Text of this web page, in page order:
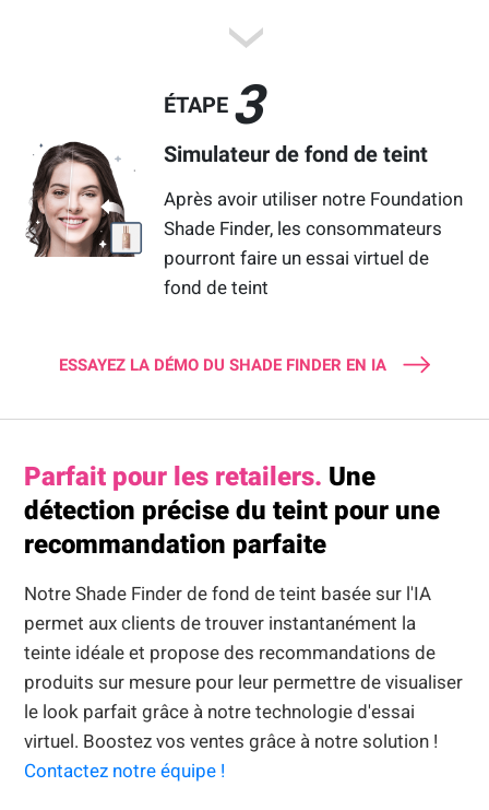
ÉTAPE 3
Simulateur de fond de teint
Après avoir utiliser notre Foundation
Shade Finder, les consommateurs
pourront faire un essai virtuel de
fond de teint
ESSAYEZ LA DÉMO DU SHADE FINDER EN IA
Parfait pour les retailers. Une
détection précise du teint pour une
recommandation parfaite
Notre Shade Finder de fond de teint basée sur l'IA
permet aux clients de trouver instantanément la
teinte idéale et propose des recommandations de
produits sur mesure pour leur permettre de visualiser
le look parfait grâce à notre technologie d'essai
virtuel. Boostez vos ventes grâce à notre solution !
Contactez notre équipe !